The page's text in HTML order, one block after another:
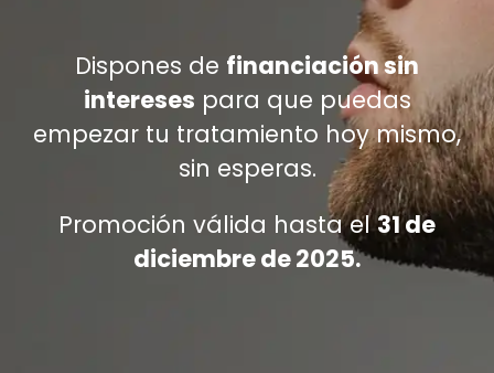
Dispones de financiación sin
intereses para que puedas
empezar tu tratamiento hoy mismo,
sin esperas.
Promoción válida hasta el31 de
diciembre de 2025.